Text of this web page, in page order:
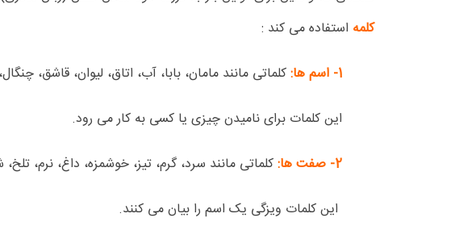
کلمه استفاده می کند :
1- اسم ها: کلماتی مانند مامان، بابا، آب، اتاق، لیوان، قاشق،
این کلمات برای نامیدن چیزی یا کسی به کار می رود.
2- صفت ها: کلماتی مانند سرد، گرم، تیز، خوشمزه، داغ، نرم،
این کلمات ویزگی یک اسم را بیان می کنند.